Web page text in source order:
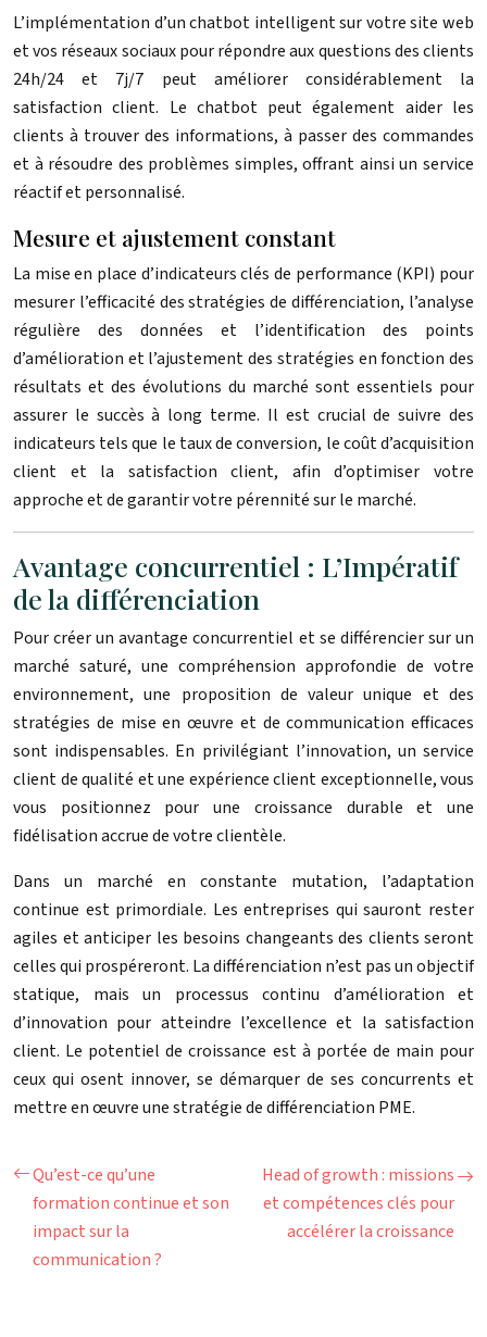
L’implémentation d’un chatbot intelligent sur votre site web
et vos réseaux sociaux pour répondre aux questions des clients
24h/24 et 7j/7 peut améliorer considérablement la
satisfaction client. Le chatbot peut également aider les
clients à trouver des informations, à passer des commandes
et à résoudre des problèmes simples, offrant ainsi un service
réactif et personnalisé.
Mesure et ajustement constant
La mise en place d’indicateurs clés de performance (KPI) pour
mesurer l’efficacité des stratégies de différenciation, l’analyse
régulière des données et l’identification des points
d’amélioration et l’ajustement des stratégies en fonction des
résultats et des évolutions du marché sont essentiels pour
assurer le succès à long terme. Il est crucial de suivre des
indicateurs tels que le taux de conversion, le coût d’acquisition
client et la satisfaction client, afin d’optimiser votre
approche et de garantir votre pérennité sur le marché.
Avantage concurrentiel : L’Impératif
de la différenciation
Pour créer un avantage concurrentiel et se différencier sur un
marché saturé, une compréhension approfondie de votre
environnement, une proposition de valeur unique et des
stratégies de mise en œuvre et de communication efficaces
sont indispensables. En privilégiant l’innovation, un service
client de qualité et une expérience client exceptionnelle, vous
vous positionnez pour une croissance durable et une
fidélisation accrue de votre clientèle.
Dans un marché en constante mutation, l’adaptation
continue est primordiale. Les entreprises qui sauront rester
agiles et anticiper les besoins changeants des clients seront
celles qui prospéreront. La différenciation n’est pas un objectif
statique, mais un processus continu d’amélioration et
d’innovation pour atteindre l’excellence et la satisfaction
client. Le potentiel de croissance est à portée de main pour
ceux qui osent innover, se démarquer de ses concurrents et
mettre en œuvre une stratégie de différenciation PME.
Qu’est-ce qu’une
formation continue et son
impact sur la
communication ?
Head of growth : missions
et compétences clés pour
accélérer la croissance